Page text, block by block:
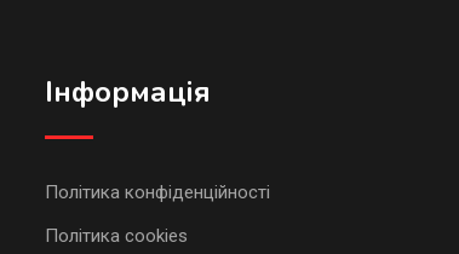
Інформація
Політика конфіденційності
Політика cookies